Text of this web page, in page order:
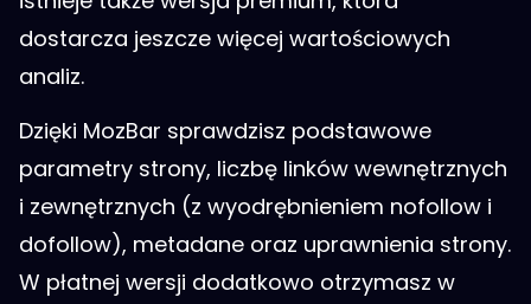
dostarcza jeszcze więcej wartościowych
analiz.
Dzięki MozBar sprawdzisz podstawowe
parametry strony, liczbę linków wewnętrznych
i zewnętrznych (z wyodrębnieniem nofollow i
dofollow), metadane oraz uprawnienia strony.
W płatnej wersji dodatkowo otrzymasz w